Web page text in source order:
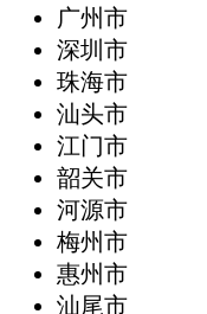
广州市
深圳市
珠海市
汕头市
江门市
韶关市
河源市
梅州市
惠州市
汕尾市